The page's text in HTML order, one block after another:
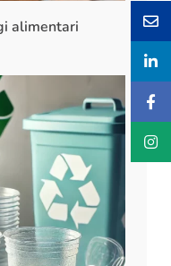
alimentari